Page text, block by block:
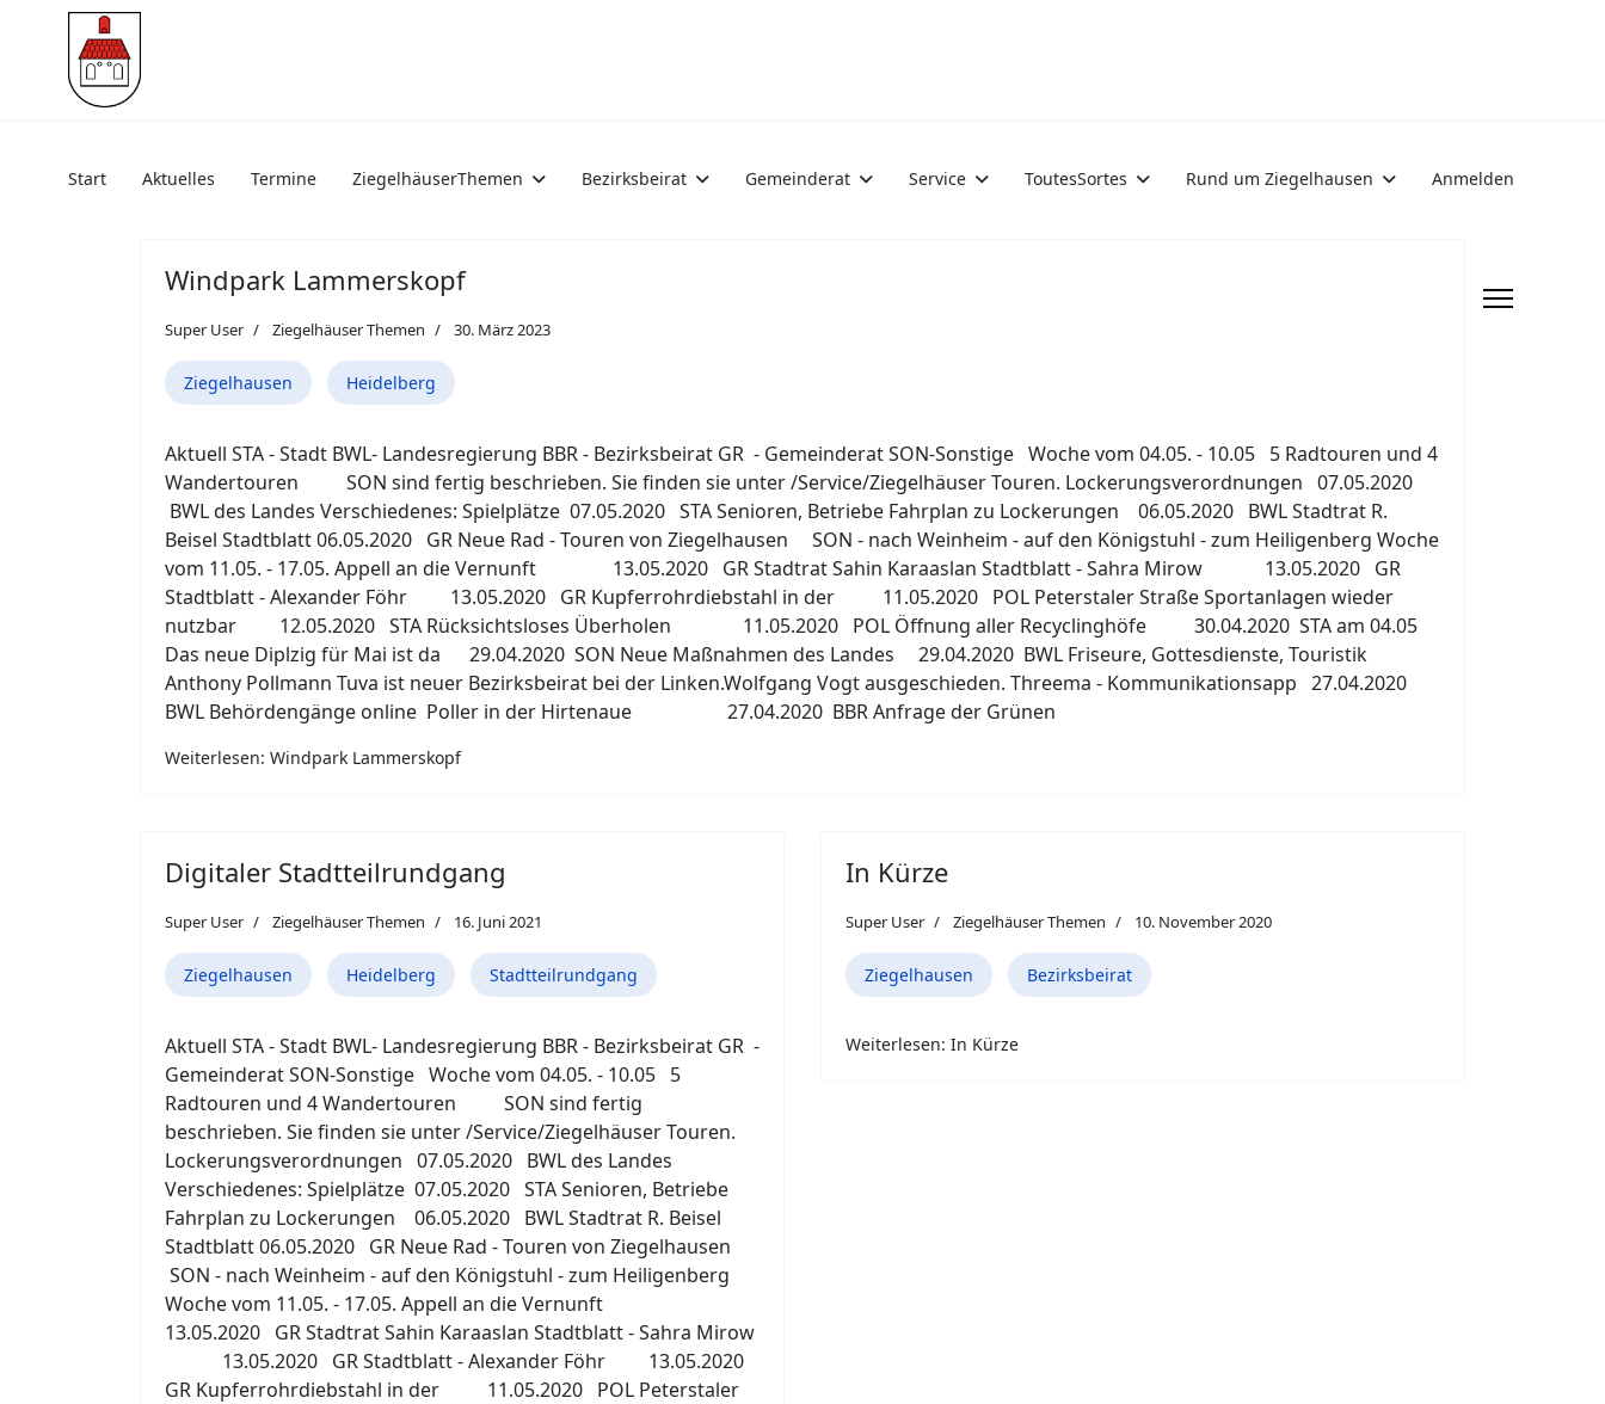
Start Aktuelles Termine ZiegelhäuserThemen Bezirksbeirat Gemeinderat Service ToutesSortes Rund um Ziegelhausen Anmelden
Windpark Lammerskopf
Super User Ziegelhäuser Themen 30. März 2023
Ziegelhausen Heidelberg
Aktuell STA - Stadt BWL- Landesregierung BBR - Bezirksbeirat GR - Gemeinderat SON-Sonstige Woche vom 04.05. - 10.05 5 Radtouren und 4
Wandertouren SON sind fertig beschrieben. Sie finden sie unter /Service/Ziegelhäuser Touren. Lockerungsverordnungen 07.05.2020
BWL des Landes Verschiedenes: Spielplätze 07.05.2020 STA Senioren, Betriebe Fahrplan zu Lockerungen 06.05.2020 BWL Stadtrat R.
Beisel Stadtblatt 06.05.2020 GR Neue Rad - Touren von Ziegelhausen SON - nach Weinheim - auf den Königstuhl - zum Heiligenberg Woche
vom 11.05. - 17.05. Appell an die Vernunft 13.05.2020 GR Stadtrat Sahin Karaaslan Stadtblatt - Sahra Mirow 13.05.2020 GR
Stadtblatt - Alexander Föhr 13.05.2020 GR Kupferrohrdiebstahl in der 11.05.2020 POL Peterstaler Straße Sportanlagen wieder
nutzbar 12.05.2020 STA Rücksichtsloses Überholen 11.05.2020 POL Öffnung aller Recyclinghöfe 30.04.2020 STA am 04.05
Das neue Diplzig für Mai ist da 29.04.2020 SON Neue Maßnahmen des Landes 29.04.2020 BWL Friseure, Gottesdienste, Touristik
Anthony Pollmann Tuva ist neuer Bezirksbeirat bei der Linken.Wolfgang Vogt ausgeschieden. Threema - Kommunikationsapp 27.04.2020
BWL Behördengänge online Poller in der Hirtenaue 27.04.2020 BBR Anfrage der Grünen
Weiterlesen: Windpark Lammerskopf
Digitaler Stadtteilrundgang
Super User Ziegelhäuser Themen 16. Juni 2021
Ziegelhausen Heidelberg Stadtteilrundgang
Aktuell STA - Stadt BWL- Landesregierung BBR - Bezirksbeirat GR -
Gemeinderat SON-Sonstige Woche vom 04.05. - 10.05 5
Radtouren und 4 Wandertouren SON sind fertig
beschrieben. Sie finden sie unter /Service/Ziegelhäuser Touren.
Lockerungsverordnungen 07.05.2020 BWL des Landes
Verschiedenes: Spielplätze 07.05.2020 STA Senioren, Betriebe
Fahrplan zu Lockerungen 06.05.2020 BWL Stadtrat R. Beisel
Stadtblatt 06.05.2020 GR Neue Rad - Touren von Ziegelhausen
SON - nach Weinheim - auf den Königstuhl - zum Heiligenberg
Woche vom 11.05. - 17.05. Appell an die Vernunft
13.05.2020 GR Stadtrat Sahin Karaaslan Stadtblatt - Sahra Mirow
13.05.2020 GR Stadtblatt - Alexander Föhr 13.05.2020
GR Kupferrohrdiebstahl in der 11.05.2020 POL Peterstaler
In Kürze
Super User Ziegelhäuser Themen 10. November 2020
Ziegelhausen Bezirksbeirat
Weiterlesen: In Kürze